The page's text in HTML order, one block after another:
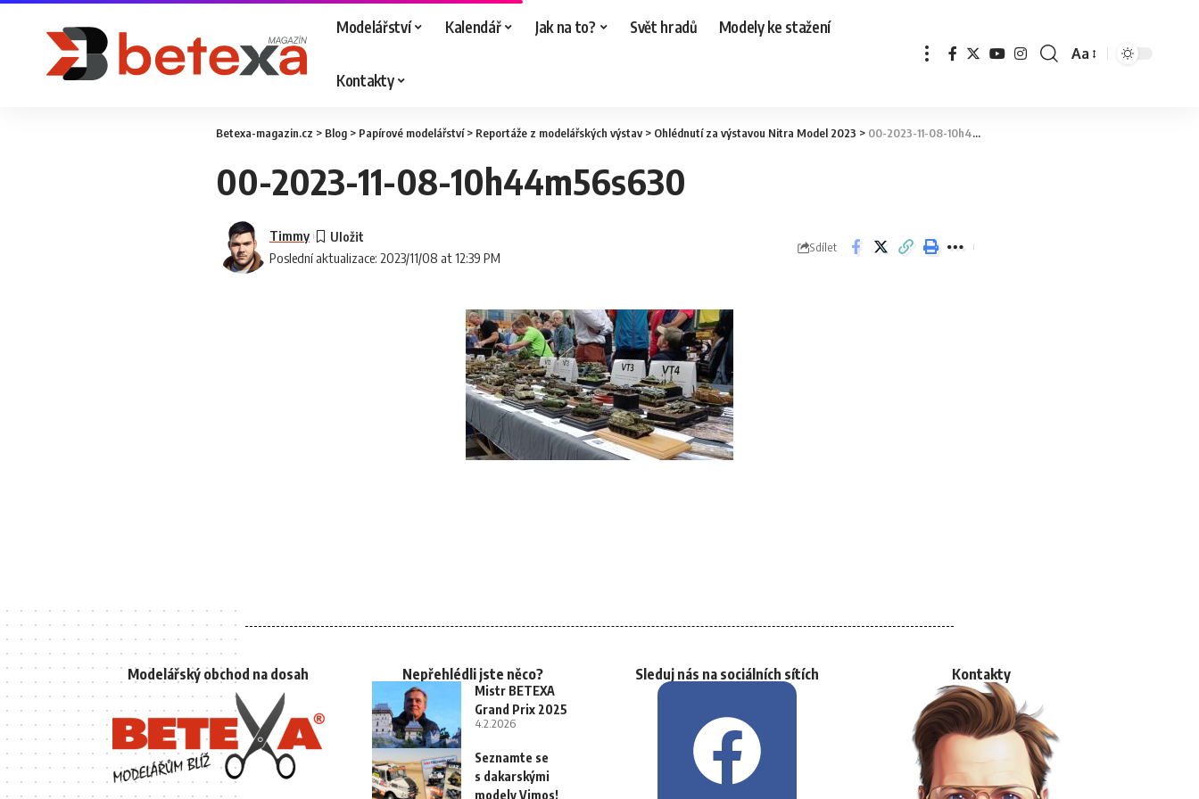
Modelářství Kalendář Jak na to? Svět hradů Modely ke stažení
Kontakty
Aa
Betexa-magazin.cz > Blog > Papírové modelářství> Reportáže z modelářských výstav> Ohlédnutí za výstavou Nitra Model 2023 > 00-2023-11-08-10h44m56s630
00-2023-11-08-10h44m56s630
Poslední aktualizace: 2023/11/08 at 12:39 PM
Timmy
Sdílet
Modelářský obchod na dosah Nepřehlédli jste něco?
Mistr BETEXA
Grand Prix 2025
4.2.2026
Seznamte se
s dakarskými
modely Vimos!
Sleduj nás na sociálních sítích Kontakty